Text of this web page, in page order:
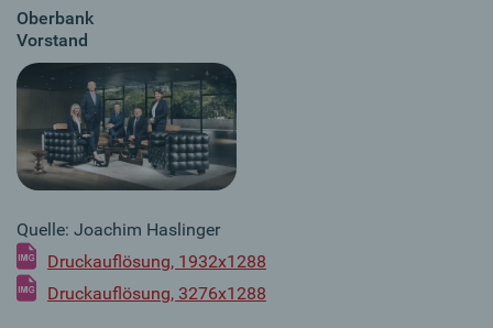
Oberbank
Vorstand
Quelle: Joachim Haslinger
Druckauflösung, 1932x1288
Druckauflösung, 3276x1288